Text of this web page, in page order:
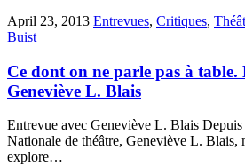
April 23, 2013 Entrevues, Critiques,
Buist
Ce dont on ne parle pas à table.
Geneviève L. Blais
Entrevue avec Geneviève L. Blais Depuis
Nationale de théâtre, Geneviève L. Blais,
explore…